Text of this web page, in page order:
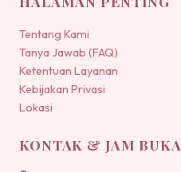
Tentang Kami
Tanya Jawab (FAQ)
Ketentuan Layanan
Kebijakan Privasi
Lokasi
KONTAK & JAM BUKA